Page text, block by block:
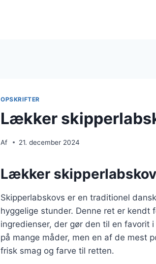
OPSKRIFTER
Lækker
Af 21. december 2024
Lækker
Skipperlabskovs er en traditionel
hyggelige stunder. Denne ret er kendt
ingredienser, der gør den til en favorit
på mange måder, men en af de mest
frisk smag og farve til retten.